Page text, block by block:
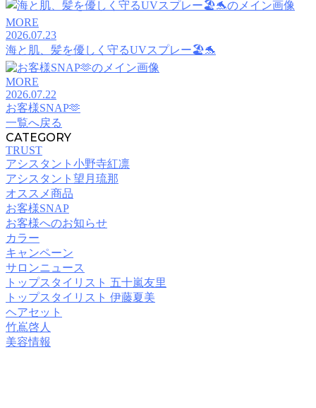
MORE
2026.07.23
海と肌、髪を優しく守るUVスプレー🏖️🐬
MORE
2026.07.22
お客様SNAP🫶
一覧へ戻る
CATEGORY
TRUST
アシスタント小野寺紅凛
アシスタント望月琉那
オススメ商品
お客様SNAP
お客様へのお知らせ
カラー
キャンペーン
サロンニュース
トップスタイリスト 五十嵐友里
トップスタイリスト 伊藤夏美
ヘアセット
竹嶌啓人
美容情報